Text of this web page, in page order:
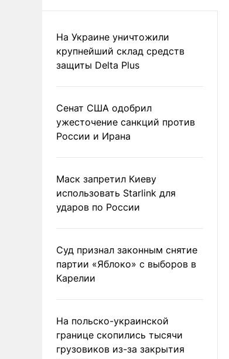
На Украине уничтожили
крупнейший склад средств
защиты Delta Plus
Сенат США одобрил
ужесточение санкций против
России и Ирана
Маск запретил Киеву
использовать Starlink для
ударов по России
Суд признал законным снятие
партии «Яблоко» с выборов в
Карелии
На польско-украинской
границе скопились тысячи
грузовиков из-за закрытия